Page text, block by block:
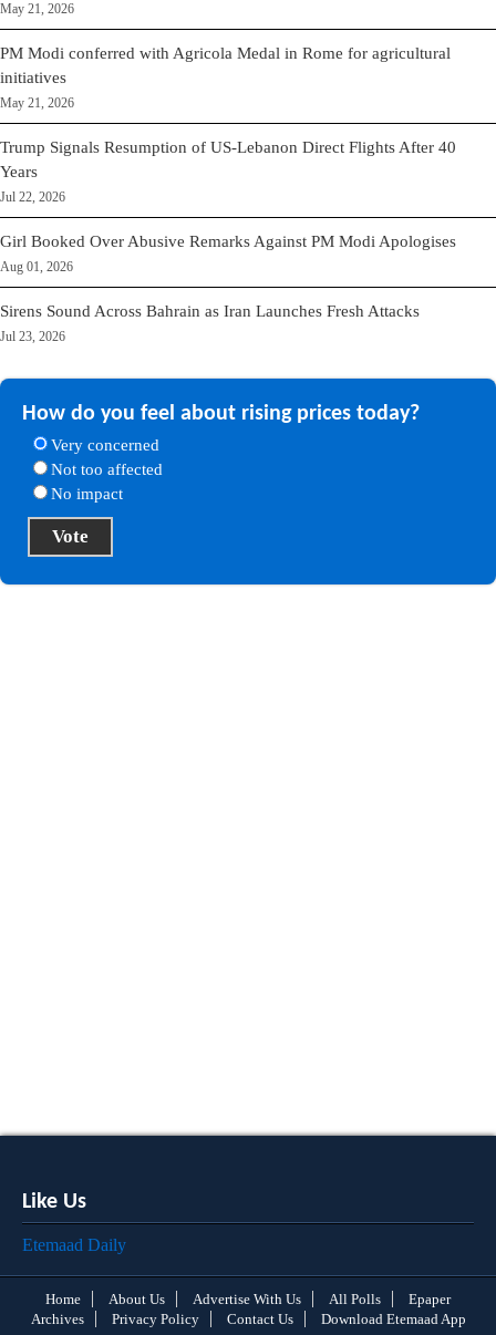
May 21, 2026
PM Modi conferred with Agricola Medal in Rome for agricultural
initiatives
May 21, 2026
Trump Signals Resumption of US-Lebanon Direct Flights After 40
Years
Jul 22, 2026
Girl Booked Over Abusive Remarks Against PM Modi Apologises
Aug 01, 2026
Sirens Sound Across Bahrain as Iran Launches Fresh Attacks
Jul 23, 2026
How do you feel about rising prices today?
Very concerned
Not too affected
No impact
Like Us
Etemaad Daily
Home About Us Advertise With Us All Polls
Epaper
Archives
Privacy Policy Contact Us Download Etemaad App